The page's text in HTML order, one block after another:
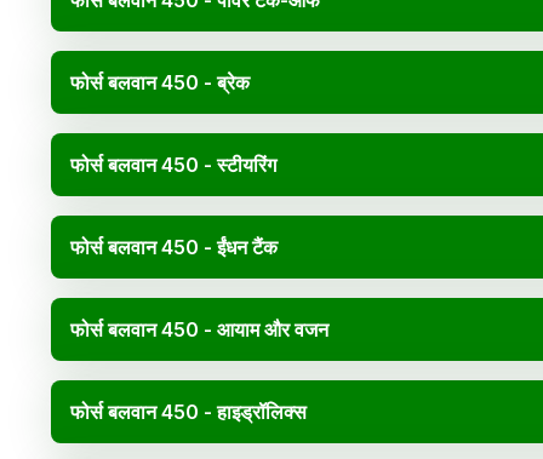
फोर्स बलवान 450 - ब्रेक
फोर्स बलवान 450 - स्टीयरिंग
फोर्स बलवान 450 - ईंधन टैंक
फोर्स बलवान 450 - आयाम और वजन
फोर्स बलवान 450 - हाइड्रॉलिक्स